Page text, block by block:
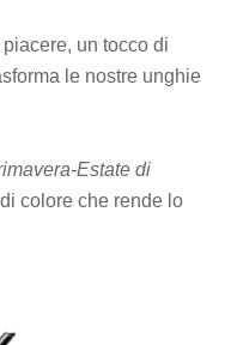
un tocco di
le nostre unghie
Estate di
colore che rende lo